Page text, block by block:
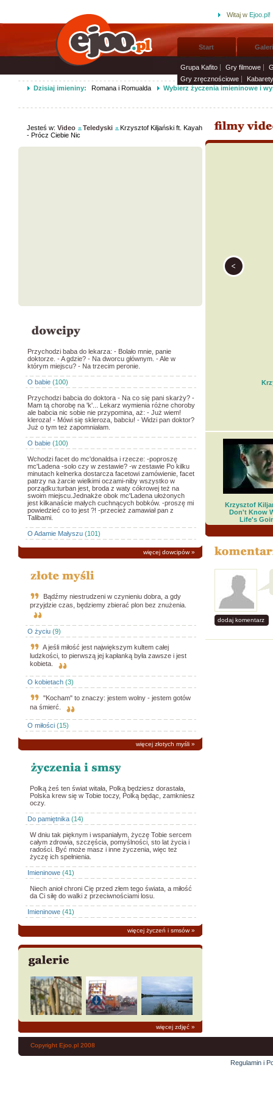
Witaj w Ejoo.pl!
Start
Grupa Kafito Gry filmowe
Gry zręcznościowe
Kabarety
Dzisiaj imieniny:
Romana i Romualda Wybierz życzenia imieninowe i
Jesteś w:Video Teledyski
Krzysztof Kiljański ft. Kayah
- Prócz Ciebie Nic
Przychodzi baba do lekarza: - Bolało mnie, panie
doktorze. - A gdzie? - Na dworcu głównym. - Ale w
którym miejscu? - Na trzecim peronie.
O babie (100)
Przychodzi babcia do doktora - Na co się pani skarży? -
Mam tą chorobę na 'k'... Lekarz wymienia różne choroby
ale babcia nic sobie nie przypomina, aż: - Już wiem!
kleroza! - Mówi się skleroza, babciu! - Widzi pan doktor?
Już o tym też zapomniałam.
O babie (100)
Wchodzi facet do mc'donaldsa i rzecze: -poproszę
mc'Ladena -solo czy w zestawie? -w zestawie Po kilku
minutach kelnerka dostarcza facetowi zamówienie, facet
patrzy na żarcie wielkimi oczami-niby wszystko w
porządku:turban jest, broda z waty cókrowej też na
swoim miejscu.Jednakże obok mc'Ladena ułożonych
jest kilkanaście małych cuchnących bobków. -proszę mi
powiedzieć co to jest ?! -przecież zamawiał pan z
Talibami.
O Adamie Małyszu (101)
więcej dowcipów»
Bądźmy niestrudzeni w czynieniu dobra, a gdy
przyjdzie czas, będziemy zbierać plon bez znużenia.
O życiu (9)
A jeśli miłość jest największym kultem całej
ludzkości, to pierwszą jej kapłanką była zawsze i jest
kobieta.
O kobietach (3)
"Kocham" to znaczy: jestem wolny - jestem gotów
na śmierć.
O miłości (15)
więcej złotych myśli »
Polką żeś ten świat witała, Polką będziesz dorastała,
Polska krew się w Tobie toczy, Polką będąc, zamkniesz
oczy.
Do pamiętnika (14)
W dniu tak pięknym i wspaniałym, życzę Tobie sercem
całym zdrowia, szczęścia, pomyślności, sto lat życia i
radości. Być może masz i inne życzenia, więc też
życzę ich spełnienia.
Imieninowe (41)
Niech anioł chroni Cię przed złem tego świata, a miłość
da Ci siłę do walki z przeciwnościami losu.
Imieninowe (41)
więcej życzeń i smsów»
więcej zdjęć »
Krzysztof
Don't Know
Life's
dodaj komentarz
Copyright Ejoo.pl 2008
Regulamin i